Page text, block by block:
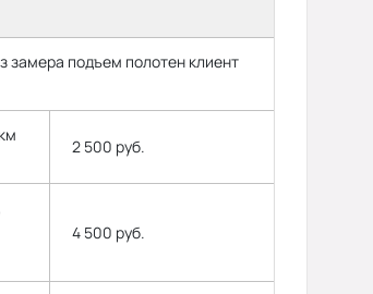
замера подъем полотен клиент
2 500 руб.
4 500 руб.